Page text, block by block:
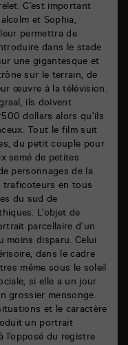
C’est important
et Sophia,
permettra de
dans le stade
une gigantesque et
sur le terrain, de
œuvre à la télévision.
ils doivent
dollars alors qu’ils
Tout le film suit
du petit couple pour
semé de petites
personnages de la
traficoteurs en tous
du sud de
L’objet de
parcellaire d’un
moins disparu. Celui
dans le cadre
même sous le soleil
si elle a un jour
grossier mensonge.
et le caractère
un portrait
l’opposé du registre